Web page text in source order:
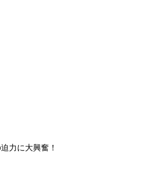
力に大興奮！